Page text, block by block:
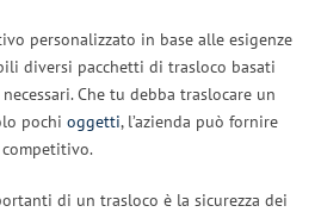
personalizzato in base alle esigenze
diversi pacchetti di trasloco basati
Che tu debba traslocare un
pochi oggetti, l’azienda può fornire
di un trasloco è la sicurezza dei